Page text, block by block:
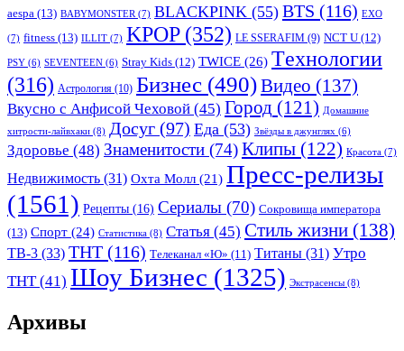
aespa (13) BABYMONSTER (7) BLACKPINK (55) BTS (116) EXO
(7) fitness (13) ILLIT (7) KPOP(352) LE SSERAFIM (9) NCT U (12)
PSY (6) SEVENTEEN (6) Stray Kids (12) TWICE (26) Tехнологии
(316) Астрология (10) Бизнес (490)Видео (137)
Вкусно с Анфисой Чеховой (45) Город (121) Домашние
хитрости-лайвхаки (8) Досуг (97) Еда (53) Звёзды в джунглях (6)
Здоровье (48) Знаменитости (74)Клипы (122) Красота (7)
Недвижимость (31) Охта Молл (21) Пресс-релизы
(1561) Рецепты (16) Сериалы (70) Сокровища императора
(13) Спорт (24) Статистика (8) Статья (45) Стиль жизни (138)
ТВ-3 (33) ТНТ (116) Телеканал «Ю» (11) Титаны (31) Утро
ТНТ(41) Шоу Бизнес (1325) Экстрасенсы (8)
Архивы